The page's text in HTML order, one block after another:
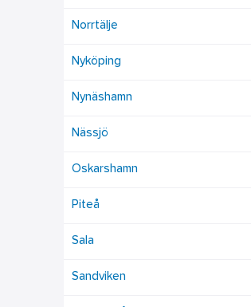
Norrtälje
Nyköping
Nynäshamn
Nässjö
Oskarshamn
Piteå
Sala
Sandviken